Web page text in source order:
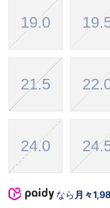
19.0
21.5
24.0
なら 月々